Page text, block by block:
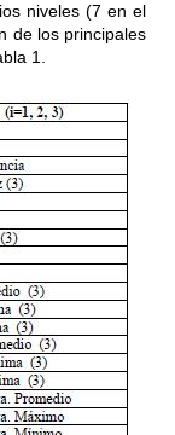
niveles (7 en el
de los principales
1.